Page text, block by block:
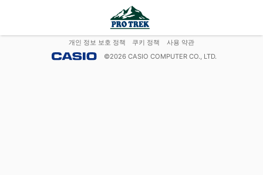
개인 정보 보호 정책 쿠키 정책
사용 약관
©2026 CASIO COMPUTER CO., LTD.